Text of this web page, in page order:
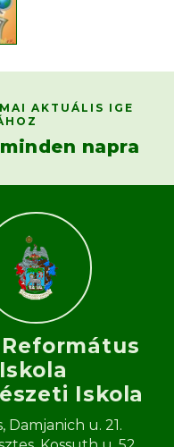
AKTUÁLIS IGE
napra
Iskola​
Damjanich u. 21.